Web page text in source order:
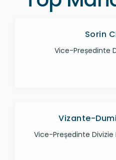
Sorin
Vice-Președinte
Vizante-
Vice-Președinte